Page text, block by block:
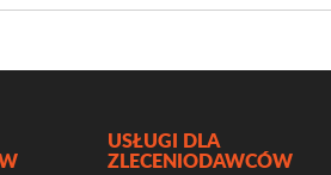
USŁUGI DLA
ZLECENIODAWCÓW